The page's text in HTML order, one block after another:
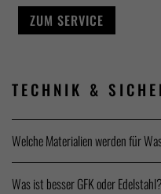
ZUM SERVICE
TECHNIK &
Welche Materialien werden für
Was ist besser GFK oder Edelstahl?